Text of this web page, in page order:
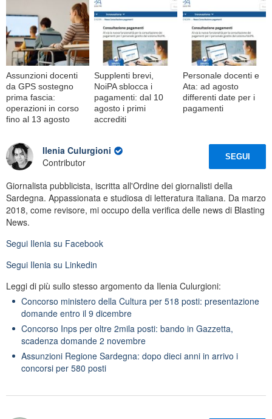
Assunzioni docenti
da GPS sostegno
prima fascia:
operazioni in corso
fino al 13 agosto
Supplenti brevi,
NoiPA sblocca i
pagamenti: dal 10
agosto i primi
accrediti
Personale docenti e
Ata: ad agosto
differenti date per i
pagamenti
Ilenia Culurgioni
Contributor
SEGUI
Giornalista pubblicista, iscritta all'Ordine dei giornalisti della
Sardegna. Appassionata e studiosa di letteratura italiana. Da marzo
2018, come revisore, mi occupo della verifica delle news di Blasting
News.
Segui Ilenia su Facebook
Segui Ilenia su Linkedin
Leggi di più sullo stesso argomento da Ilenia Culurgioni:
Concorso ministero della Cultura per 518 posti: presentazione
domande entro il 9 dicembre
Concorso Inps per oltre 2mila posti: bando in Gazzetta,
scadenza domande 2 novembre
Assunzioni Regione Sardegna: dopo dieci anni in arrivo i
concorsi per 580 posti